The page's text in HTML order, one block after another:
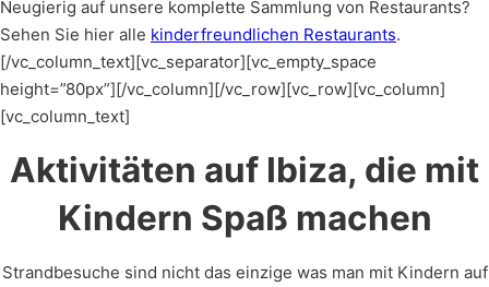
Neugierig auf unsere komplette Sammlung von Restaurants?
Sehen Sie hier alle kinderfreundlichen Restaurants.
[/vc_column_text][vc_separator][vc_empty_space
height=”80px”][/vc_column][/vc_row][vc_row][vc_column]
[vc_column_text]
Aktivitäten auf Ibiza, die mit
Kindern Spaß machen
Strandbesuche sind nicht das einzige was man mit Kindern auf